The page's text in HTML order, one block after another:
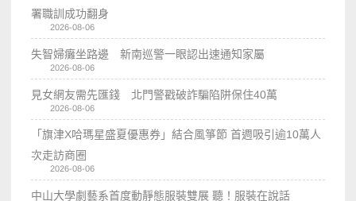
署職訓成功翻身
2026-08-06
失智婦癱坐路邊 新南巡警一眼認出速通知家屬
2026-08-06
見女網友需先匯錢 北門警戳破詐騙陷阱保住40萬
2026-08-06
「旗津X哈瑪星盛夏優惠券」結合風箏節 首週吸引逾10萬人
次走訪商圈
2026-08-06
中山大學劇藝系首度動靜態服裝雙展 聽！服裝在說話